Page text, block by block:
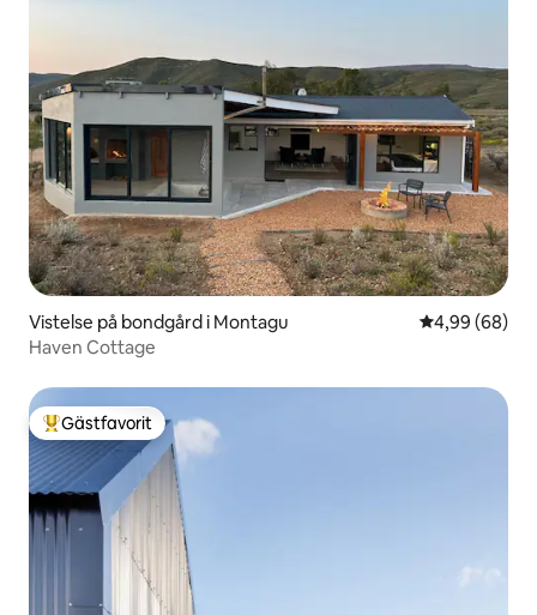
Vistelse på bondgård i Montagu 4,99 av 5 i
4,99 (68)
Haven Cottage
Populär gästfavorit
Gästfavorit